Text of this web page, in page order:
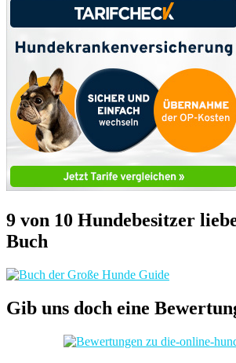
9 von 10 Hundebesitzer
Buch
Gib uns doch eine